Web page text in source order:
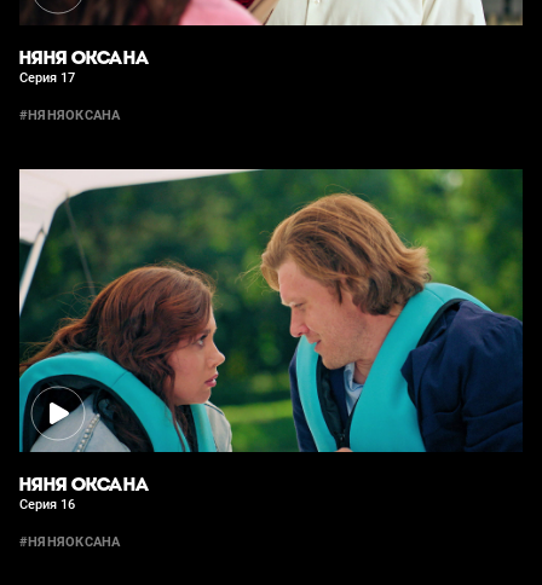
НЯНЯ ОКСАНА
Серия 17
#НЯНЯОКСАНА
НЯНЯ ОКСАНА
Серия 16
#НЯНЯОКСАНА